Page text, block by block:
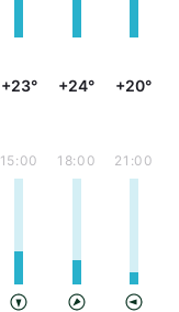
+23° +24° +20°
15:00 18:00 21:00